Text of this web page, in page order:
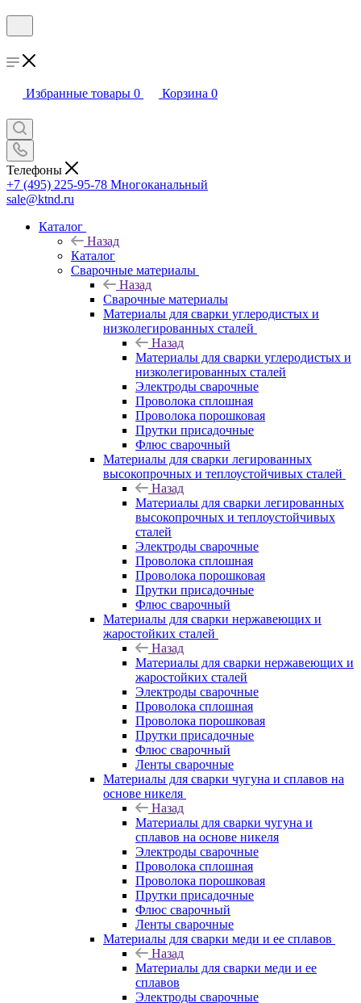
Избранные товары 0 Корзина 0
Телефоны
+7 (495) 225-95-78 Многоканальный
sale@ktnd.ru
Каталог
Назад
Каталог
Сварочные материалы
Назад
Сварочные материалы
Материалы для сварки углеродистых и
низколегированных сталей
Назад
Материалы для сварки углеродистых и
низколегированных сталей
Электроды сварочные
Проволока сплошная
Проволока порошковая
Прутки присадочные
Флюс сварочный
Материалы для сварки легированных
высокопрочных и теплоустойчивых сталей
Назад
Материалы для сварки легированных
высокопрочных и теплоустойчивых
сталей
Электроды сварочные
Проволока сплошная
Проволока порошковая
Прутки присадочные
Флюс сварочный
Материалы для сварки нержавеющих и
жаростойких сталей
Назад
Материалы для сварки нержавеющих и
жаростойких сталей
Электроды сварочные
Проволока сплошная
Проволока порошковая
Прутки присадочные
Флюс сварочный
Ленты сварочные
Материалы для сварки чугуна и сплавов на
основе никеля
Назад
Материалы для сварки чугуна и
сплавов на основе никеля
Электроды сварочные
Проволока сплошная
Проволока порошковая
Прутки присадочные
Флюс сварочный
Ленты сварочные
Материалы для сварки меди и ее сплавов
Назад
Материалы для сварки меди и ее
сплавов
Электроды сварочные